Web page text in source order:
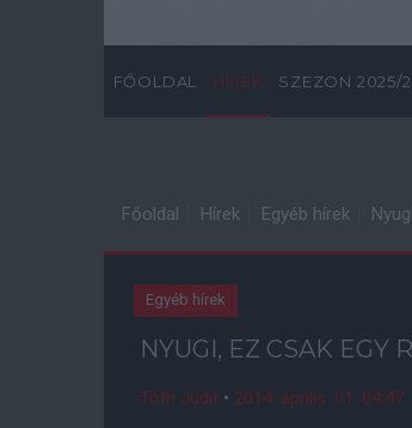
FŐOLDAL HÍREK SZEZON 2025/
Főoldal Hírek Egyéb hírek
Egyéb hírek
NYUGI, EZ CSAK EGY
Tóth Judit • 2014. április. 01. 04:47